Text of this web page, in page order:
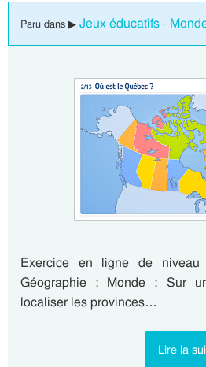
Paru dans ▶ Jeux éducatifs -
Exercice en ligne de
Géographie : Monde : Sur
localiser les provinces…
Lire la